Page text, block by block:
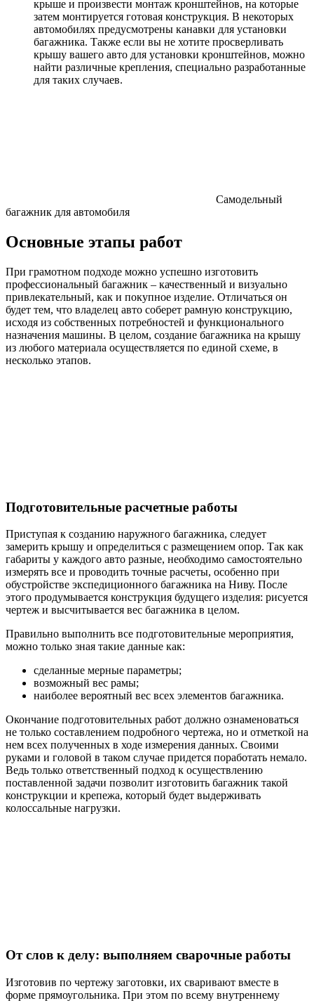
крыше и произвести монтаж кронштейнов, на которые
затем монтируется готовая конструкция. В некоторых
автомобилях предусмотрены канавки для установки
багажника. Также если вы не хотите просверливать
крышу вашего авто для установки кронштейнов, можно
найти различные крепления, специально разработанные
для таких случаев.
Самодельный
багажник для автомобиля
Основные этапы работ
При грамотном подходе можно успешно изготовить
профессиональный багажник – качественный и визуально
привлекательный, как и покупное изделие. Отличаться он
будет тем, что владелец авто соберет рамную конструкцию,
исходя из собственных потребностей и функционального
назначения машины. В целом, создание багажника на крышу
из любого материала осуществляется по единой схеме, в
несколько этапов.
Подготовительные расчетные работы
Приступая к созданию наружного багажника, следует
замерить крышу и определиться с размещением опор. Так как
габариты у каждого авто разные, необходимо самостоятельно
измерять все и проводить точные расчеты, особенно при
обустройстве экспедиционного багажника на Ниву. После
этого продумывается конструкция будущего изделия: рисуется
чертеж и высчитывается вес багажника в целом.
Правильно выполнить все подготовительные мероприятия,
можно только зная такие данные как:
сделанные мерные параметры;
возможный вес рамы;
наиболее вероятный вес всех элементов багажника.
Окончание подготовительных работ должно ознаменоваться
не только составлением подробного чертежа, но и отметкой на
нем всех полученных в ходе измерения данных. Своими
руками и головой в таком случае придется поработать немало.
Ведь только ответственный подход к осуществлению
поставленной задачи позволит изготовить багажник такой
конструкции и крепежа, который будет выдерживать
колоссальные нагрузки.
От слов к делу: выполняем сварочные работы
Изготовив по чертежу заготовки, их сваривают вместе в
форме прямоугольника. При этом по всему внутреннему